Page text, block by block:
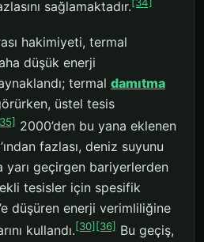
sağlamaktadır.[34]
hakimiyeti, termal
düşük enerji
termal damıtma
üstel tesis
2000’den bu yana eklenen
fazlası, deniz suyunu
yarı geçirgen bariyerlerden
tesisler için spesifik
düşüren enerji verimliliğine
kullandı.[30] [36] Bu geçiş,